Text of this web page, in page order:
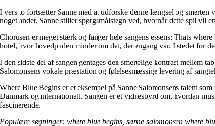
I vers to fortsætter Sanne med at udforske denne længsel og
noget andet. Sanne stiller spørgsmålstegn ved, hvornår dette spil vil
Chorusen er meget stærk og fanger hele sangens essens: Thats
hotel, hvor hovedpuden minder om det, der engang var. I stedet for
I den sidste del af sangen gentages den smertelige kontrast mellem
Salomonsens vokale præstation og følelsesmæssige levering af
Where Blue Begins er et eksempel på Sanne Salomonsens talent
Danmark og internationalt. Sangen er et vidnesbyrd om, hvordan
fascinerende.
Populære søgninger: where blue begins, sanne salomonsen where